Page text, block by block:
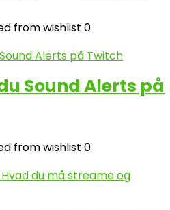
from wishlist 0
Sound Alerts på
from wishlist 0